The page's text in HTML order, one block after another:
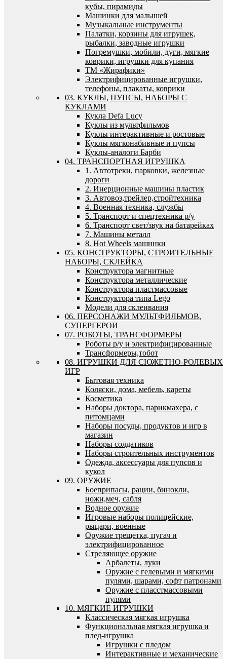
кубы, пирамиды
Машинки для малышей
Музыкальные инструменты
Палатки, корзины для игрушек,
рыбалки, заводные игрушки
Погремушки, мобили, дуги, мягкие
коврики, игрушки для купания
ТМ «Жирафики»
Электрифицированные игрушки,
телефоны, плакаты, коврики
03. КУКЛЫ, ПУПСЫ, НАБОРЫ С
КУКЛАМИ
Кукла Defa Lucy
Куклы из мультфильмов
Куклы интерактивные и ростовые
Куклы мягконабивные и пупсы
Куклы-аналоги Барби
04. ТРАНСПОРТНАЯ ИГРУШКА
1. Автотреки, парковки, железные
дороги
2. Инерционные машины пластик
3. Автовоз,трейлер,стройтехника
4. Военная техника, службы
5. Транспорт и спецтехника р/у
6. Транспорт свет/звук на батарейках
7. Машины металл
8. Hot Wheels машинки
05. КОНСТРУКТОРЫ, СТРОИТЕЛЬНЫЕ
НАБОРЫ, СКЛЕЙКА
Конструктора магнитные
Конструктора металлические
Конструктора пластмассовые
Конструктора типа Lego
Модели для склеивания
06. ПЕРСОНАЖИ МУЛЬТФИЛЬМОВ,
СУПЕРГЕРОИ
07. РОБОТЫ, ТРАНСФОРМЕРЫ
Роботы р/у и электрифицированные
Трансформеры,тобот
08. ИГРУШКИ ДЛЯ СЮЖЕТНО-РОЛЕВЫХ
ИГР
Бытовая техника
Коляски, дома, мебель, кареты
Косметика
Наборы доктора, парикмахера, с
питомцами
Наборы посуды, продуктов и игр в
магазин
Наборы солдатиков
Наборы строительных инструментов
Одежда, аксессуары для пупсов и
кукол
09. ОРУЖИЕ
Боеприпасы, рации, бинокли,
ножи,меч, сабля
Водное оружие
Игровые наборы полицейские,
рыцари, военные
Оружие трещетка, пугач и
электрифицированное
Стреляющее оружие
Арбалеты, луки
Оружие с гелевыми и мягкими
пулями, шарами, софт патронами
Оружие с пласстмассовыми
пулями
10. МЯГКИЕ ИГРУШКИ
Классическая мягкая игрушка
Функциональная мягкая игрушка и
плед-игрушка
Игрушки с пледом
Интерактивные и механические